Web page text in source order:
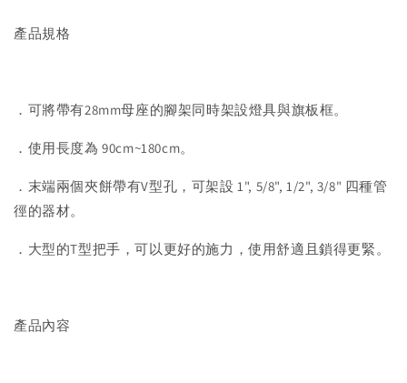
產品規格
．可將帶有28mm母座的腳架同時架設燈具與旗板框。
．使用長度為 90cm~180cm。
．末端兩個夾餅帶有V型孔，可架設 1", 5/8", 1/2", 3/8" 四種管
徑的器材。
．大型的T型把手，可以更好的施力，使用舒適且鎖得更緊。
產品內容